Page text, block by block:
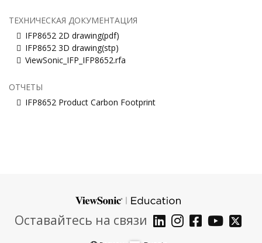
ТЕХНИЧЕСКАЯ ДОКУМЕНТАЦИЯ
IFP8652 2D drawing(pdf)
IFP8652 3D drawing(stp)
ViewSonic_IFP_IFP8652.rfa
ОТЧЕТЫ
IFP8652 Product Carbon Footprint
Оставайтесь на связи